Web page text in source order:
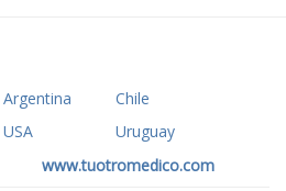
Argentina
Chile
USA
Uruguay
www.tuotromedico.com